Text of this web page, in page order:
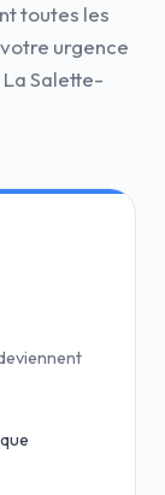
toutes les
urgence
Salette-